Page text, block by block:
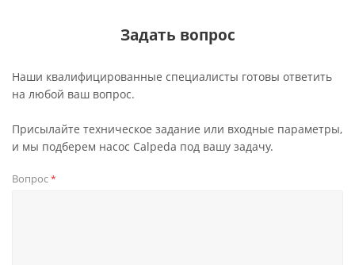
Задать вопрос
Наши квалифицированные специалисты готовы ответить
на любой ваш вопрос.
Присылайте техническое задание или входные параметры,
и мы подберем насос Calpeda под вашу задачу.
Вопрос*